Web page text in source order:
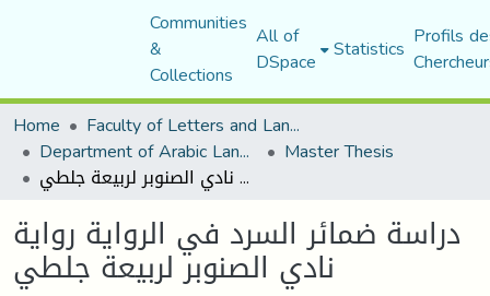
Communities
&
Collections
All of
DSpace Statistics Profils
Home
Faculty of Letters and Languages
Department of Arabic Language and Literature Master Thesis
دراسة ضمائر السرد في الرواية رواية نادي الصنوبر لربيعة جلطي
دراسة ضمائر السرد في الرواية رواية
نادي الصنوبر لربيعة جلطي